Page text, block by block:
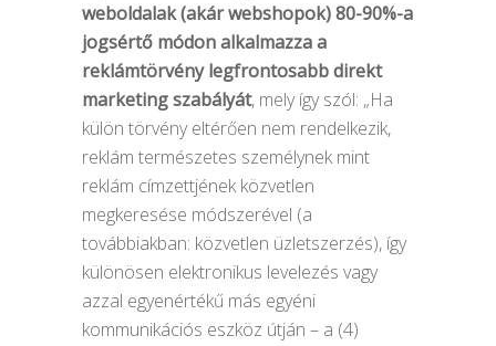
weboldalak (akár webshopok) 80-90%-a
jogsértő módon alkalmazza a
reklámtörvény legfrontosabb direkt
marketing szabályát, mely így szól: „Ha
külön törvény eltérően nem rendelkezik,
reklám természetes személynek mint
reklám címzettjének közvetlen
megkeresése módszerével (a
továbbiakban: közvetlen üzletszerzés), így
különösen elektronikus levelezés vagy
azzal egyenértékű más egyéni
kommunikációs eszköz útján – a (4)